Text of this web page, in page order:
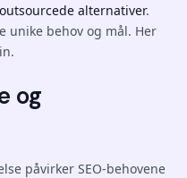
alternativer.
unike behov og mål. Her
og
påvirker SEO-behovene